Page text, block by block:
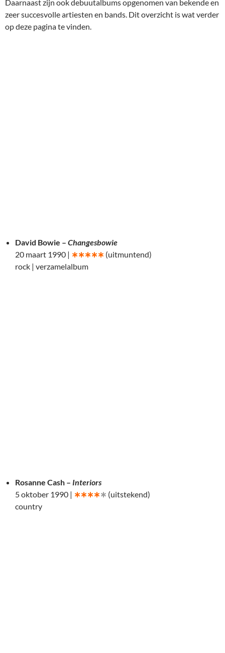
Daarnaast zijn ook debuutalbums opgenomen van bekende en
zeer succesvolle artiesten en bands. Dit overzicht is wat verder
op deze pagina te vinden.
David Bowie – Changesbowie
20 maart 1990 | ∗∗∗∗∗ (uitmuntend)
rock | verzamelalbum
Rosanne Cash – Interiors
5 oktober 1990 | ∗∗∗∗∗ (uitstekend)
country